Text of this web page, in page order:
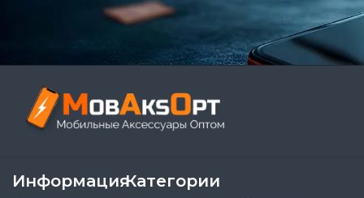
ИнформацияКатегории